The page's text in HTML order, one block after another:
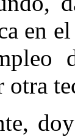
en
otra